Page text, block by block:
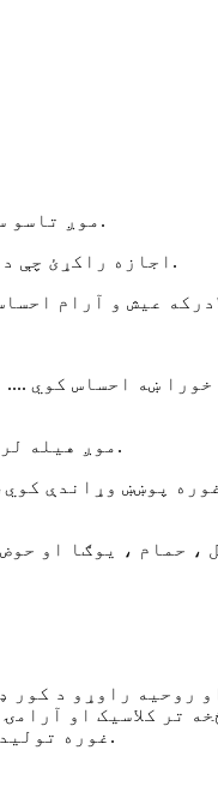
موږ تاسو سره د ښکلي او عملي ساحل تولیه ډیزاین کولو کې مرسته کوو ترڅو ستاسو د ګرځیدو لیوالتیا پوره کړي.
اجازه راکړئ چې د شګو څخه پاک تولیه ستاسو ځای په ساحل، پارک، یا هر ځای کې چې ستاسو سفر تاسو ته راوړي په نښه کړئ.
ښه احساس کوي
موږ هیله لرو چې تاسو ته نور ځانګړي او لوړ کیفیت لرونکي محصولات چمتو کړو.تاسو ته د محصول غوره تجربه درکوي.
پوښښ وړاندې
غوره تولیداتو ترکیب سره ، زموږ د کارمند ملکیت شرکت په کور ، ساحل ، حمام ، جم سپورت لوازمو کې لاره هواروي.